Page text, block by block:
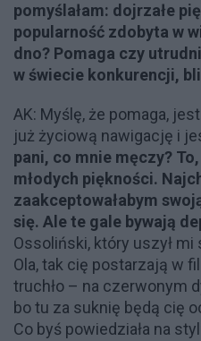
pomyślałam: dojrzałe
popularność zdobyta w
dno? Pomaga czy
w świecie konkurencji,
AK: Myślę, że pomaga,
już życiową nawigację i
pani, co mnie męczy?
młodych piękności.
zaakceptowałabym
się. Ale te gale bywają
Ossoliński, który uszył mi
Ola, tak cię postarzają w
truchło – na czerwonym
bo tu za suknię będą cię
Co byś powiedziała na